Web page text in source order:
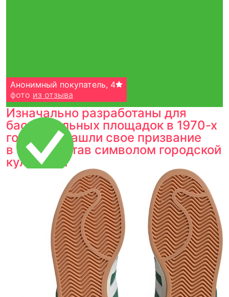
Тройная гарантия
оригинальности
Товар сертифицирован и опломбирован.
Проверяем на оригинальность
по 16 параметрам.
Если придёт подделка — вернём деньги
в трёхкратном размере.
Как мы провеяем товары
Анонимный покупатель, 4
фото из отзыва
Изначально разработаны для
баскетбольных площадок в 1970-х
годах, но нашли свое призвание
в 1980-х, став символом городской
культуры.